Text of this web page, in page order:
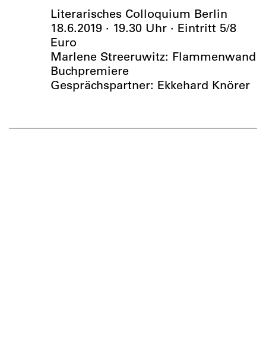
Literarisches Colloquium Berlin
18.6.2019 · 19.30 Uhr · Eintritt 5/8
Euro
Marlene Streeruwitz: Flammenwand
Buchpremiere
Gesprächspartner: Ekkehard Knörer